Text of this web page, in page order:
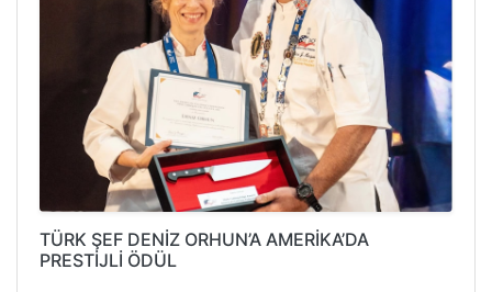
TÜRK ŞEF DENİZ ORHUN’A AMERİKA’DA
PRESTİJLİ ÖDÜL